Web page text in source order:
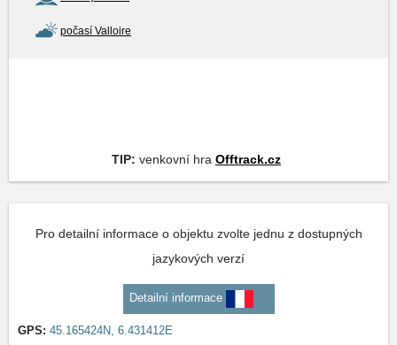
počasí Valloire
TIP: venkovní hra Offtrack.cz
Pro detailní informace o objektu zvolte jednu z dostupných
jazykových verzí
Detailní informace
GPS: 45.165424N, 6.431412E